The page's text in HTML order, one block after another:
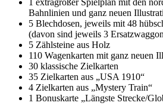
Bahnlinien und ganz neuen
5 Blechdosen, jeweils mit 48
(davon sind jeweils 3
5 Zählsteine aus Holz
110 Wagenkarten mit ganz neuen
30 klassische Zielkarten
35 Zielkarten aus „USA 1910“
4 Zielkarten aus „Mystery Train“
1 Bonuskarte „Längste Strecke/